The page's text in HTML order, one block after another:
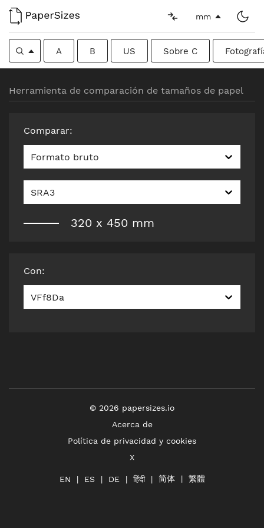
mm
A B US Sobre C
Herramienta de comparación de tamaños de papel
Comparar:
Formato bruto
SRA3
320 x 450 mm
Con:
VFf8Da
© 2026 papersizes.io
Acerca de
Política de privacidad y cookies
X
EN ES DE हिंदी 简体 繁體